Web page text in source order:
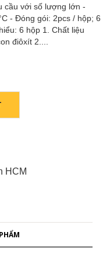
cầu với số lượng lớn -
- Đóng gói: 2pcs / hộp; 6
6 hộp 1. Chất liệu
điôxít 2....
HCM